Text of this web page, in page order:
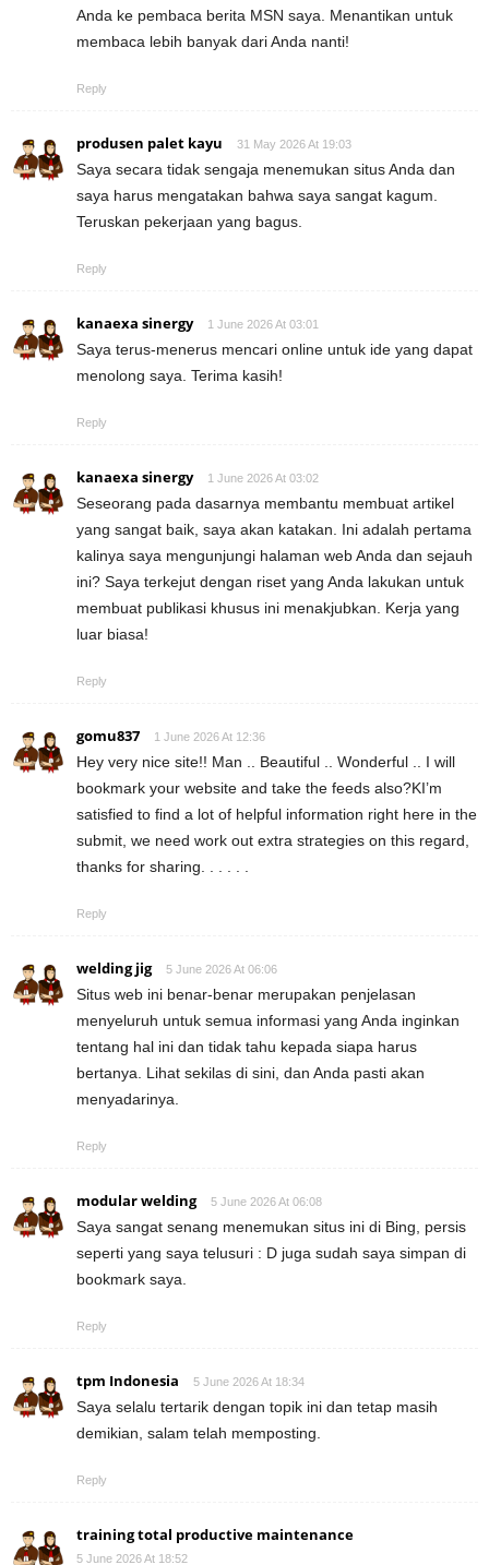
Anda ke pembaca berita MSN saya. Menantikan untuk
membaca lebih banyak dari Anda nanti!
Reply
produsen palet kayu 31 May 2026 At 19:03
Saya secara tidak sengaja menemukan situs Anda dan
saya harus mengatakan bahwa saya sangat kagum.
Teruskan pekerjaan yang bagus.
Reply
kanaexa sinergy 1 June 2026 At 03:01
Saya terus-menerus mencari online untuk ide yang dapat
menolong saya. Terima kasih!
Reply
kanaexa sinergy 1 June 2026 At 03:02
Seseorang pada dasarnya membantu membuat artikel
yang sangat baik, saya akan katakan. Ini adalah pertama
kalinya saya mengunjungi halaman web Anda dan sejauh
ini? Saya terkejut dengan riset yang Anda lakukan untuk
membuat publikasi khusus ini menakjubkan. Kerja yang
luar biasa!
Reply
gomu837 1 June 2026 At 12:36
Hey very nice site!! Man .. Beautiful .. Wonderful .. I will
bookmark your website and take the feeds also?KI’m
satisfied to find a lot of helpful information right here in the
submit, we need work out extra strategies on this regard,
thanks for sharing. . . . . .
Reply
welding jig 5 June 2026 At 06:06
Situs web ini benar-benar merupakan penjelasan
menyeluruh untuk semua informasi yang Anda inginkan
tentang hal ini dan tidak tahu kepada siapa harus
bertanya. Lihat sekilas di sini, dan Anda pasti akan
menyadarinya.
Reply
modular welding 5 June 2026 At 06:08
Saya sangat senang menemukan situs ini di Bing, persis
seperti yang saya telusuri : D juga sudah saya simpan di
bookmark saya.
Reply
tpm Indonesia 5 June 2026 At 18:34
Saya selalu tertarik dengan topik ini dan tetap masih
demikian, salam telah memposting.
Reply
training total productive maintenance
5 June 2026 At 18:52